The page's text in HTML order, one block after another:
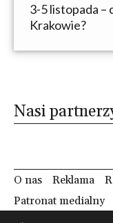
3-5 listopada –
Krakowie?
Nasi
O nas Reklama
Patronat medialny